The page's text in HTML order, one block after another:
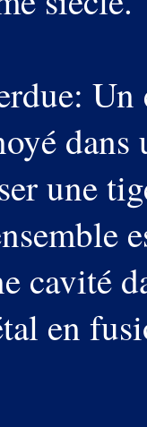
une
cavité
en